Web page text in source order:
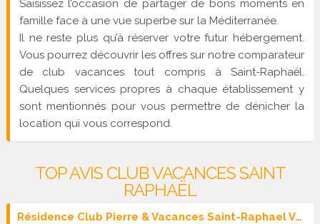
Saisissez l’occasion de partager de bons moments en
famille face à une vue superbe sur la Méditerranée.
Il ne reste plus qu’à réserver votre futur hébergement.
Vous pourrez découvrir les offres sur notre comparateur
de club vacances tout compris à Saint-Raphaël.
Quelques services propres à chaque établissement y
sont mentionnés pour vous permettre de dénicher la
location qui vous correspond.
TOP AVIS CLUB VACANCES SAINT
RAPHAËL
Résidence Club Pierre & Vacances Saint-Raphael Valescure